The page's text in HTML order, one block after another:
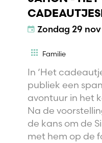
Zondag 29
Familie
In ‘Het
publiek een
avontuur in het
Na de
de kans om de
met hem op de